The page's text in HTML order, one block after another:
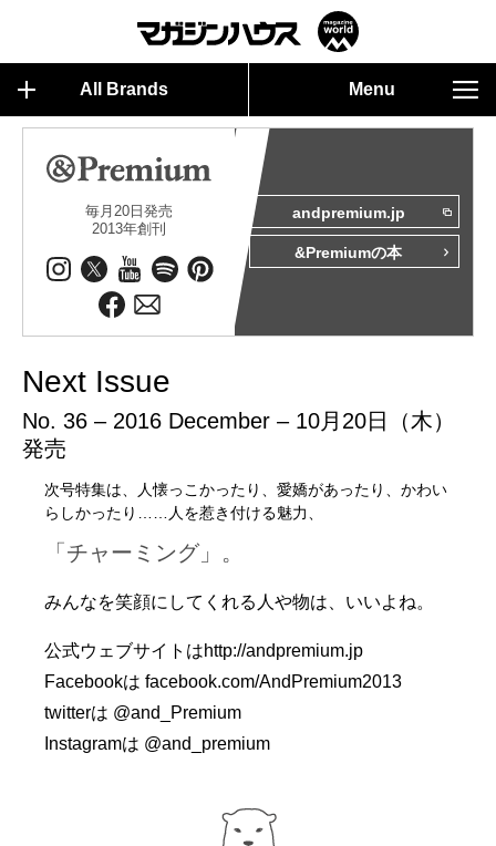
All Brands Menu
毎月20日発売
2013年創刊
andpremium.jp
&Premiumの本
Next Issue
No. 36 – 2016 December – 10月20日（木）
発売
次号特集は、人懐っこかったり、愛嬌があったり、かわい
らしかったり……人を惹き付ける魅力、
「チャーミング」。
みんなを笑顔にしてくれる人や物は、いいよね。
公式ウェブサイトはhttp://andpremium.jp
Facebookはfacebook.com/AndPremium2013
twitterは @and_Premium
Instagramは @and_premium